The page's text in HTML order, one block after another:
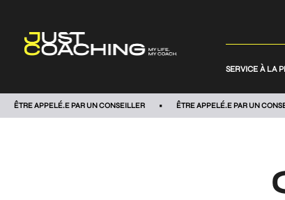
SERVICE À LA
ÊTRE APPELÉ.E PAR UN CONSEILLER ÊTRE APPELÉ.E PAR UN